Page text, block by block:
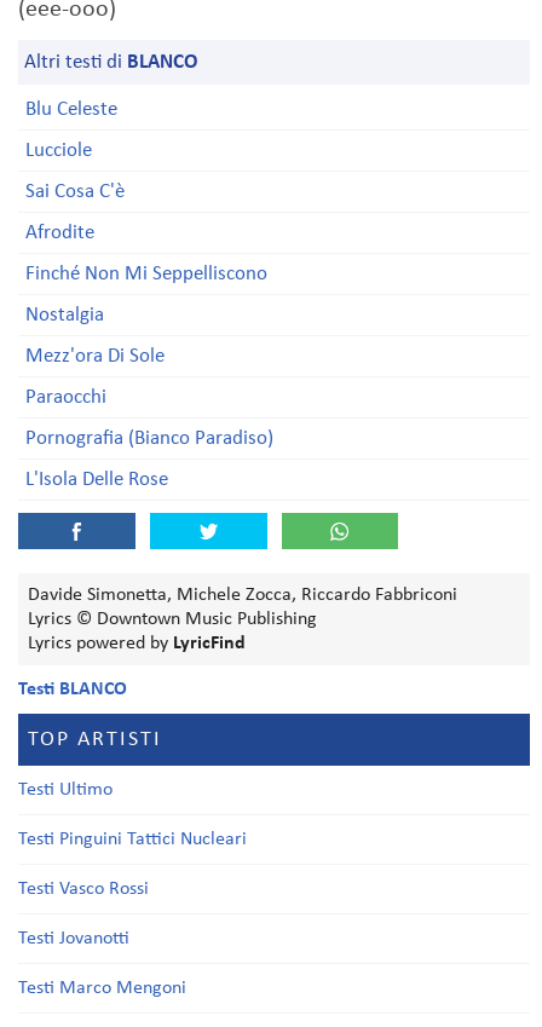
(eee-ooo)
Altri testi di BLANCO
Blu Celeste
Lucciole
Sai Cosa C'è
Afrodite
Finché Non Mi Seppelliscono
Nostalgia
Mezz'ora Di Sole
Paraocchi
Pornografia (Bianco Paradiso)
L'Isola Delle Rose
Davide Simonetta, Michele Zocca, Riccardo Fabbriconi
Lyrics © Downtown Music Publishing
Lyrics powered by LyricFind
Testi BLANCO
TOP ARTISTI
Testi Ultimo
Testi Pinguini Tattici Nucleari
Testi Vasco Rossi
Testi Jovanotti
Testi Marco Mengoni